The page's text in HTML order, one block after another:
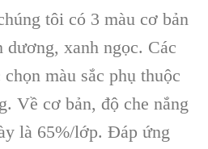
tôi có 3 màu cơ bản
xanh ngọc. Các
màu sắc phụ thuộc
Về cơ bản, độ che nắng
là 65%/lớp. Đáp ứng